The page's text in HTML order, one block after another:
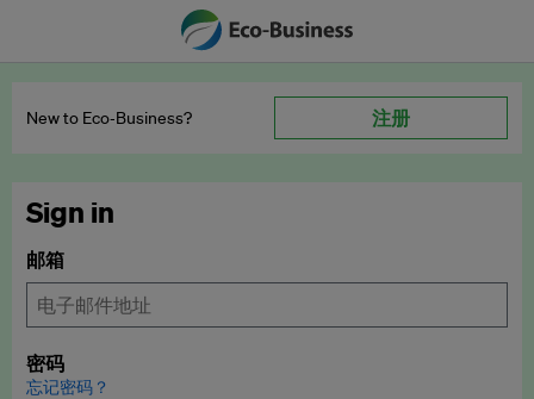
New to Eco‑Business? 注册
Sign in
邮箱
密码
忘记密码？